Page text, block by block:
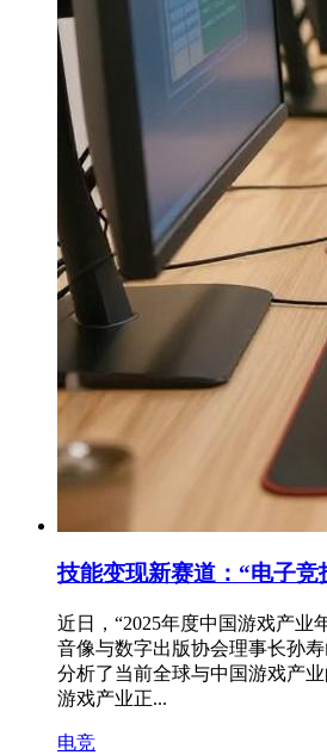
技能变现新赛道：“电子竞
近日，“2025年度中国游戏产业
音像与数字出版协会理事长孙
分析了当前全球与中国游戏产
游戏产业正...
电竞